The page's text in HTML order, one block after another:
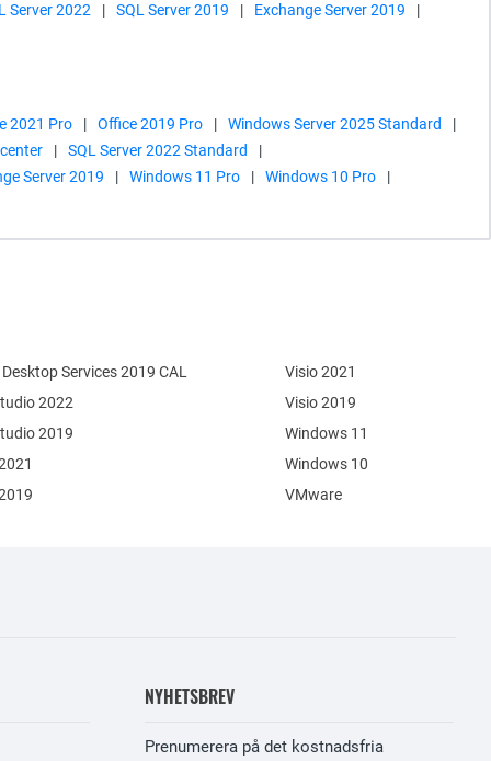
Server 2022 | SQL Server 2019 | Exchange Server 2019
|
2021 Pro | Office 2019 Pro | Windows Server 2025 Standard
|
| SQL Server 2022 Standard
|
Server 2019 | Windows 11 Pro | Windows 10 Pro
|
Services 2019 CAL
2022
2019
Visio 2021
Visio 2019
Windows 11
Windows 10
VMware
NYHETSBREV
Prenumerera på det kostnadsfria